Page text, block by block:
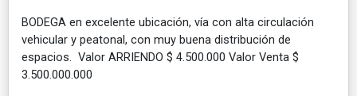
BODEGA en excelente ubicación, vía con alta circulación
vehicular y peatonal, con muy buena distribución de
espacios. Valor ARRIENDO $ 4.500.000 Valor Venta $
3.500.000.000